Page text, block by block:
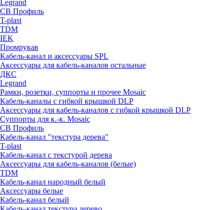
Legrand
СВ Профиль
T-plast
TDM
IEK
Промрукав
Кабель-канал и аксессуары SPL
Аксессуары для кабель-каналов остальные
ДКС
Legrand
Рамки, розетки, суппорты и прочее Mosaic
Кабель-каналы с гибкой крышкой DLP
Аксессуары для кабель-каналов с гибкой крышкой DLP
Суппорты для к.-к. Mosaic
СВ Профиль
Кабель-канал "текстура дерева"
T-plast
Кабель-канал с текстурой дерева
Аксессуары для кабель-каналов (белые)
TDM
Кабель-канал народный белый
Аксессуары белые
Кабель-канал белый